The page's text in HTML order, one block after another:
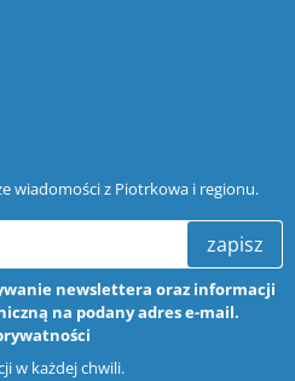
wiadomości z Piotrkowa i regionu.
zapisz
newslettera oraz informacji
na podany adres e-mail.
w każdej chwili.